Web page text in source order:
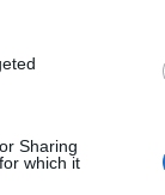
Sharing
which it